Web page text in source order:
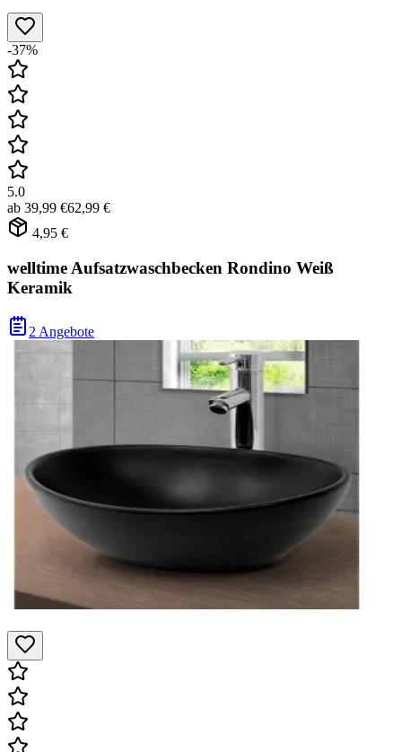
-37%
5.0
ab 39,99 €62,99 €
4,95 €
welltime Aufsatzwaschbecken Rondino Weiß
Keramik
2 Angebote